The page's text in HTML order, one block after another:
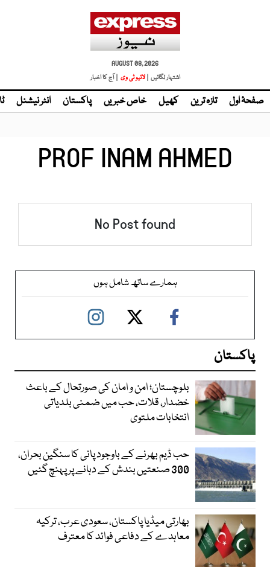
AUGUST 08, 2026
اشتہار لگائیں | لائیو ٹی وی | آج کا اخبار
صفحۂ اول تازہ ترین کھیل خاص خبریں پاکستان انٹر نیشنل
PROF INAM AHMED
No Post found
ہمارے ساتھ شامل ہوں
پاکستان
بلوچستان؛ امن و امان کی صورتحال کے باعث
خضدار، قلات، حب میں ضمنی بلدیاتی
انتخابات ملتوی
حب ڈیم بھرنے کے باوجود پانی کا سنگین بحران،
300 صنعتیں بندش کے دہانے پر پہنچ گئیں
بھارتی میڈیا پاکستان، سعودی عرب، ترکیہ
معاہدے کے دفاعی فوائد کا معترف